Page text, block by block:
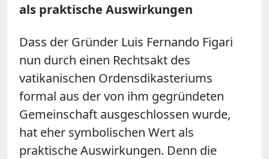
als praktische Auswirkungen
Dass der Gründer Luis Fernando Figari
nun durch einen Rechtsakt des
vatikanischen Ordensdikasteriums
formal aus der von ihm gegründeten
Gemeinschaft ausgeschlossen wurde,
hat eher symbolischen Wert als
praktische Auswirkungen. Denn die